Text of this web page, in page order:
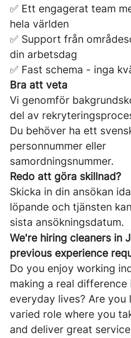
✅ Ett engagerat team
hela världen
✅ Support från
din arbetsdag
✅ Fast schema - inga
Bra att veta
Vi genomför
del av
Du behöver ha ett
personnummer eller
samordningsnummer.
Redo att göra skillnad?
Skicka in din ansökan
löpande och tjänsten
sista ansökningsdatum.
We're hiring cleaners in
previous experience
Do you enjoy working
making a real difference
everyday lives? Are you
varied role where you
and deliver great